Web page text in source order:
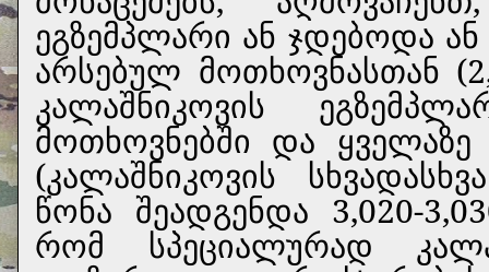
ეგზემპლარი ან ჯდებოდა
არსებულ მოთხოვნასთან
კალაშნიკოვის
მოთხოვნებში და
(კალაშნიკოვის
წონა შეადგენდა 3,020-
რომ სპეციალურად